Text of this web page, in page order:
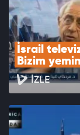
İsrail
Bizim
İZLE